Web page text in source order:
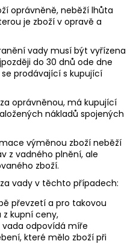
oprávněně, neběží lhůta
je zboží v opravě a
vady musí být vyřízena
do 30 dnů ode dne
prodávající s kupující
oprávněnou, má kupující
nákladů spojených
výměnou zboží neběží
z vadného plnění, ale
zboží.
vady v těchto případech:
převzetí a pro takovou
z kupní ceny,
odpovídá míře
které mělo zboží při